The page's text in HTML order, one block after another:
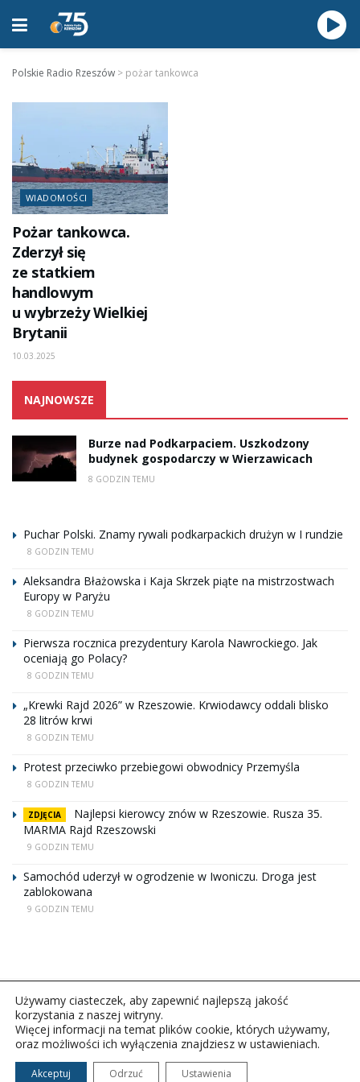
Polskie Radio Rzeszów > pożar tankowca
WIADOMOŚCI
Pożar tankowca.
Zderzył się
ze statkiem
handlowym
u wybrzeży Wielkiej
Brytanii
10.03.2025
NAJNOWSZE
Burze nad Podkarpaciem. Uszkodzony
budynek gospodarczy w Wierzawicach
8 GODZIN TEMU
Puchar Polski. Znamy rywali podkarpackich drużyn w I rundzie
8 GODZIN TEMU
Aleksandra Błażowska i Kaja Skrzek piąte na mistrzostwach
Europy w Paryżu
8 GODZIN TEMU
Pierwsza rocznica prezydentury Karola Nawrockiego. Jak
oceniają go Polacy?
8 GODZIN TEMU
„Krewki Rajd 2026” w Rzeszowie. Krwiodawcy oddali blisko
28 litrów krwi
8 GODZIN TEMU
Protest przeciwko przebiegowi obwodnicy Przemyśla
8 GODZIN TEMU
ZDJĘCIA
Najlepsi kierowcy znów w Rzeszowie. Rusza 35.
MARMA Rajd Rzeszowski
9 GODZIN TEMU
Samochód uderzył w ogrodzenie w Iwoniczu. Droga jest
zablokowana
9 GODZIN TEMU
Copyright © 2026Polskie Radio Rzeszów S.A. w likwidacj.
Wszelkie prawa zastrzeżone.
Używamy ciasteczek, aby zapewnić najlepszą jakość
korzystania z naszej witryny.
Więcej informacji na temat plików cookie, których używamy,
oraz możliwości ich wyłączenia znajdziesz w ustawieniach.
Akceptuj Odrzuć Ustawienia